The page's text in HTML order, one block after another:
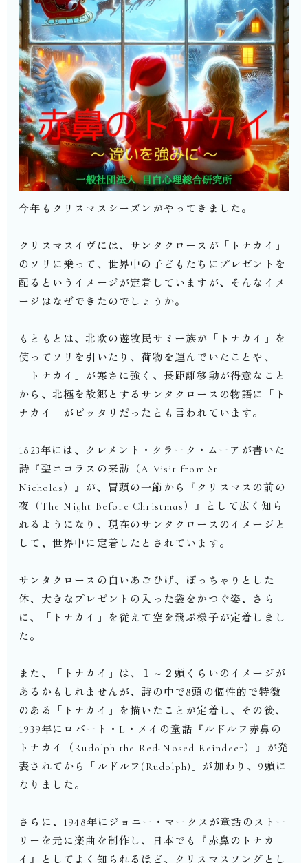
今年もクリスマスシーズンがやってきました。
クリスマスイヴには、サンタクロースが「トナカイ」
のソリに乗って、世界中の子どもたちにプレゼントを
配るというイメージが定着していますが、そんなイメ
ージはなぜできたのでしょうか。
もともとは、北欧の遊牧民サミー族が「トナカイ」を
使ってソリを引いたり、荷物を運んでいたことや、
「トナカイ」が寒さに強く、長距離移動が得意なこと
から、北極を故郷とするサンタクロースの物語に「ト
ナカイ」がピッタリだったとも言われています。
1823年には、クレメント・クラーク・ムーアが書いた
詩『聖ニコラスの来訪（A Visit from St.
Nicholas）』が、冒頭の一節から『クリスマスの前の
夜（The Night Before Christmas）』として広く知ら
れるようになり、現在のサンタクロースのイメージと
して、世界中に定着したとされています。
サンタクロースの白いあごひげ、ぽっちゃりとした
体、大きなプレゼントの入った袋をかつぐ姿、さら
に、「トナカイ」を従えて空を飛ぶ様子が定着しまし
た。
また、「トナカイ」は、１～２頭くらいのイメージが
あるかもしれませんが、詩の中で8頭の個性的で特徴
のある「トナカイ」を描いたことが定着し、その後、
1939年にロバート・L・メイの童話『ルドルフ赤鼻の
トナカイ（Rudolph the Red-Nosed Reindeer）』が発
表されてから「ルドルフ(Rudolph)」が加わり、9頭に
なりました。
さらに、1948年にジョニー・マークスが童話のストー
リーを元に楽曲を制作し、日本でも『赤鼻のトナカ
イ』としてよく知られるほど、クリスマスソングとし